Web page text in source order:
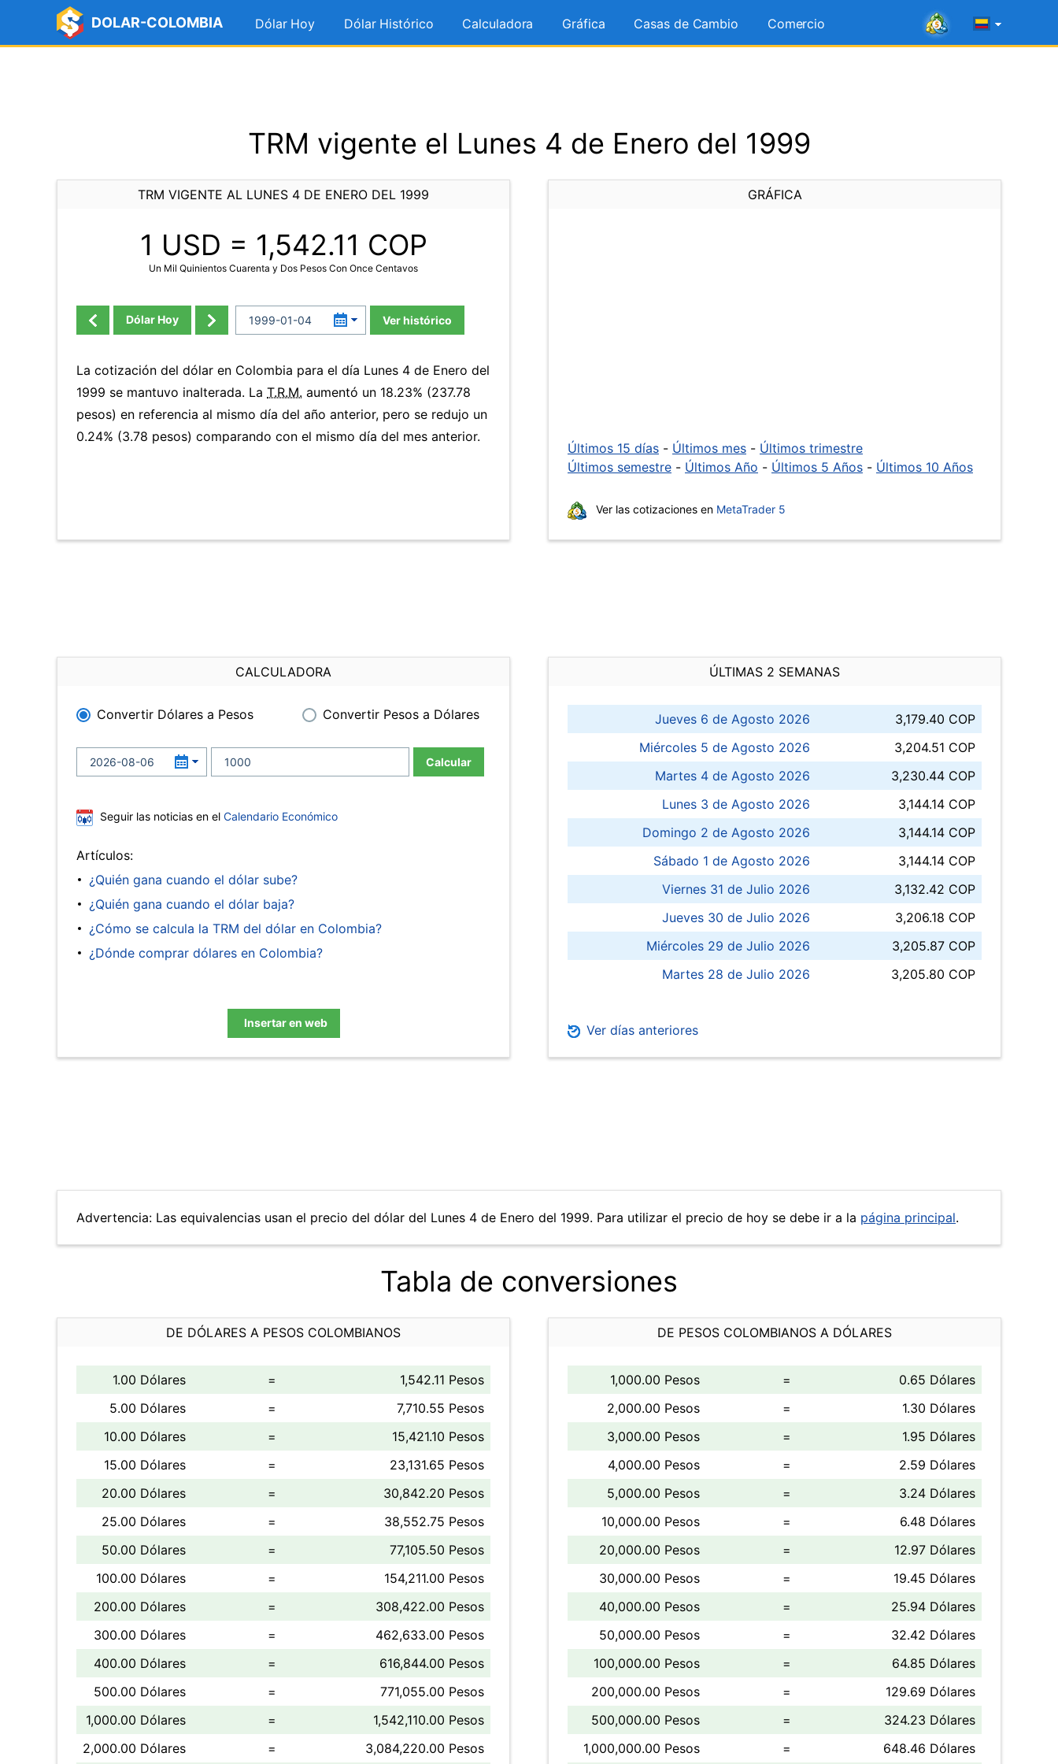
DOLAR-COLOMBIA Dólar Hoy Dólar Histórico Calculadora Gráfica Casas de Cambio Comercio
TRM vigente el Lunes 4 de Enero del 1999
TRM VIGENTE AL LUNES 4 DE ENERO DEL 1999
1 USD = 1,542.11 COP
Un Mil Quinientos Cuarenta y Dos Pesos Con Once Centavos
Dólar Hoy Ver histórico
La cotización del dólar en Colombia para el día Lunes 4 de Enero del
1999 se mantuvo inalterada. La T.R.M. aumentó un 18.23% (237.78
pesos) en referencia al mismo día del año anterior, pero se redujo un
0.24% (3.78 pesos) comparando con el mismo día del mes anterior.
GRÁFICA
Últimos 15 días - Últimos mes - Últimos trimestre
Últimos semestre - Últimos Año - Últimos 5 Años - Últimos 10 Años
Ver las cotizaciones en MetaTrader 5
CALCULADORA
Convertir Dólares a Pesos Convertir Pesos a Dólares
Calcular
Seguir las noticias en el Calendario Económico
Artículos:
¿Quién gana cuando el dólar sube?
¿Quién gana cuando el dólar baja?
¿Cómo se calcula la TRM del dólar en Colombia?
¿Dónde comprar dólares en Colombia?
Insertar en web
ÚLTIMAS 2 SEMANAS
Jueves 6 de Agosto 2026
3,179.40 COP
Miércoles 5 de Agosto 2026
3,204.51 COP
Martes 4 de Agosto 2026
3,230.44 COP
Lunes 3 de Agosto 2026
3,144.14 COP
Domingo 2 de Agosto 2026
3,144.14 COP
Sábado 1 de Agosto 2026
3,144.14 COP
Viernes 31 de Julio 2026
3,132.42 COP
Jueves 30 de Julio 2026
3,206.18 COP
Miércoles 29 de Julio 2026
3,205.87 COP
Martes 28 de Julio 2026
3,205.80 COP
Ver días anteriores
Advertencia: Las equivalencias usan el precio del dólar del Lunes 4 de Enero del 1999. Para utilizar el precio de hoy se debe ir a la página principal.
Tabla de conversiones
DE DÓLARES A PESOS COLOMBIANOS
1.00 Dólares =
1,542.11 Pesos
5.00 Dólares
=
7,710.55 Pesos
10.00 Dólares
=
15,421.10 Pesos
15.00 Dólares
=
23,131.65 Pesos
20.00 Dólares
=
30,842.20 Pesos
25.00 Dólares
=
38,552.75 Pesos
50.00 Dólares
=
77,105.50 Pesos
100.00 Dólares
=
154,211.00 Pesos
200.00 Dólares
=
308,422.00 Pesos
300.00 Dólares
=
462,633.00 Pesos
400.00 Dólares
=
616,844.00 Pesos
500.00 Dólares
=
771,055.00 Pesos
1,000.00 Dólares
=
1,542,110.00 Pesos
2,000.00 Dólares
= 3,084,220.00 Pesos
DE PESOS COLOMBIANOS A DÓLARES
1,000.00 Pesos =
0.65 Dólares
2,000.00 Pesos
=
1.30 Dólares
3,000.00 Pesos
=
1.95 Dólares
4,000.00 Pesos
=
2.59 Dólares
5,000.00 Pesos
=
3.24 Dólares
10,000.00 Pesos
=
6.48 Dólares
20,000.00 Pesos
=
12.97 Dólares
30,000.00 Pesos
=
19.45 Dólares
40,000.00 Pesos
=
25.94 Dólares
50,000.00 Pesos
=
32.42 Dólares
100,000.00 Pesos
=
64.85 Dólares
200,000.00 Pesos
=
129.69 Dólares
500,000.00 Pesos
=
324.23 Dólares
1,000,000.00 Pesos
= 648.46 Dólares